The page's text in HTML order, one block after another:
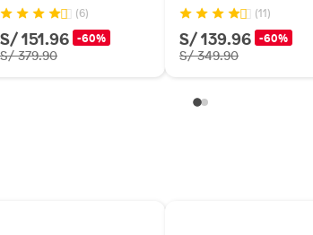
(6)
S/ 151.96 -60%
S/ 379.90
(11)
S/ 139.96 -60%
S/ 349.90